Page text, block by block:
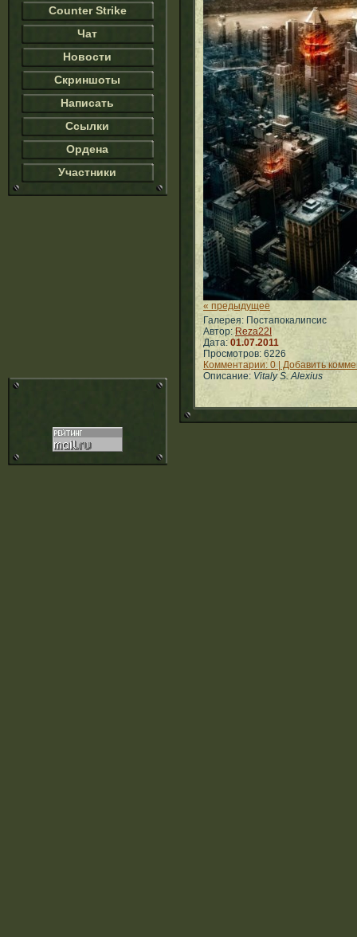
Counter Strike
Чат
Новости
Скриншоты
Написать
Ссылки
Ордена
Участники
« предыдущее
Галерея: Постапокалипсис
Автор:Reza22I
Дата:01.07.2011
Просмотров: 6226
Комментарии: 0 | Добавить
Описание: Vitaly S. Alexius